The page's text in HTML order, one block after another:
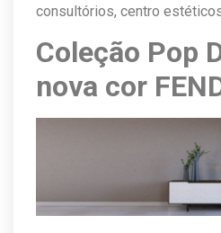
consultórios, centro
Coleção Pop
nova cor